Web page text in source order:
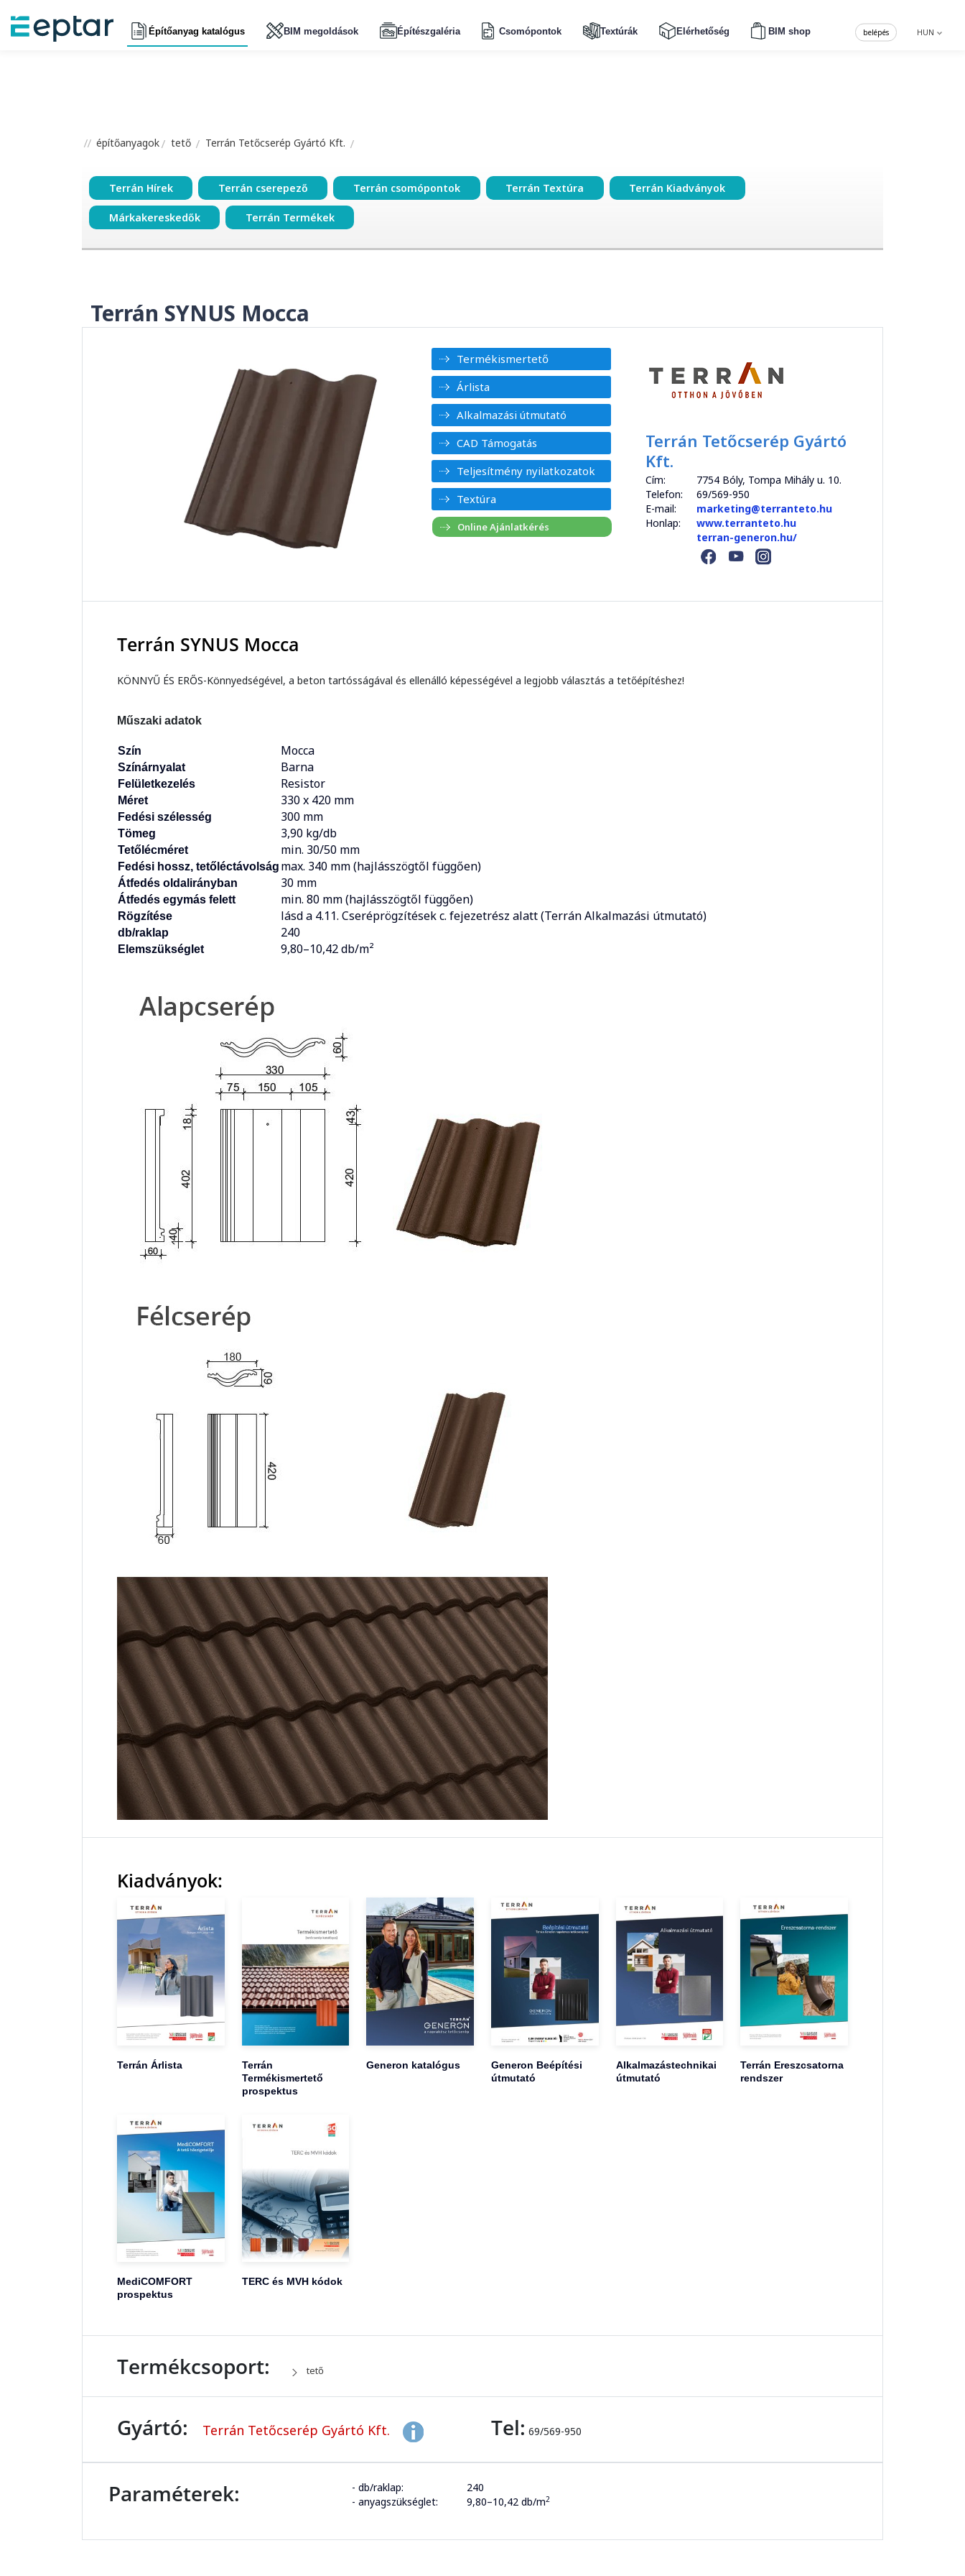
Építőanyag katalógus BIM megoldások Építészgaléria Csomópontok Textúrák Elérhetőség BIM shop HUN
belépés
építőanyagok tető Terrán Tetőcserép Gyártó Kft.
Terrán Hírek Terrán cserepező Terrán csomópontok Terrán Textúra Terrán Kiadványok
Márkakereskedők Terrán Termékek
Terrán SYNUS Mocca
Termékismertető
Árlista
Alkalmazási útmutató
CAD Támogatás
Teljesítmény nyilatkozatok
Textúra
Terrán Tetőcserép Gyártó
Kft.
Cím:
7754 Bóly, Tompa Mihály u. 10.
Telefon:
69/569-950
E-mail:
marketing@terranteto.hu
Honlap:
www.terranteto.hu
terran-generon.hu/
Terrán SYNUS Mocca
KÖNNYŰ ÉS ERŐS-Könnyedségével, a beton tartósságával és ellenálló képességével a legjobb választás a tetőépítéshez!
Műszaki adatok
Szín Mocca
Színárnyalat Barna
Felületkezelés Resistor
Méret 330 x 420 mm
Fedési szélesség 300 mm
Tömeg 3,90 kg/db
Tetőlécméret min. 30/50 mm
Fedési hossz, tetőléctávolság max. 340 mm (hajlásszögtől függően)
Átfedés oldalirányban 30 mm
Átfedés egymás felett min. 80 mm (hajlásszögtől függően)
Rögzítése lásd a 4.11. Cseréprögzítések c. fejezetrész alatt (Terrán Alkalmazási útmutató)
db/raklap 240
Elemszükséglet 9,80–10,42 db/m²
Kiadványok:
Terrán Árlista
Terrán
Termékismertető
prospektus
Generon katalógus
Generon Beépítési
útmutató
Alkalmazástechnikai
útmutató
Terrán Ereszcsatorna
rendszer
MediCOMFORT
prospektus
TERC és MVH kódok
Termékcsoport: tető
Gyártó: Terrán Tetőcserép Gyártó Kft. Tel: 69/569-950
Paraméterek: - db/raklap:
240
- anyagszükséglet:
9,80–10,42 db/m2